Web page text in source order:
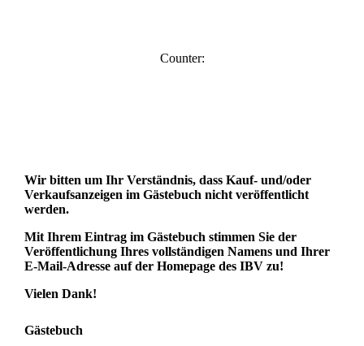
Counter:
Wir bitten um Ihr Verständnis, dass Kauf- und/oder
Verkaufsanzeigen im Gästebuch nicht veröffentlicht
werden.
Mit Ihrem Eintrag im Gästebuch stimmen Sie der
Veröffentlichung Ihres vollständigen Namens und Ihrer
E-Mail-Adresse auf der Homepage des IBV zu!
Vielen Dank!
Gästebuch